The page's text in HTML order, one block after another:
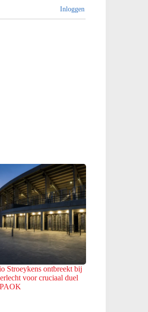
Inloggen
Stroeykens ontbreekt bij
voor cruciaal duel